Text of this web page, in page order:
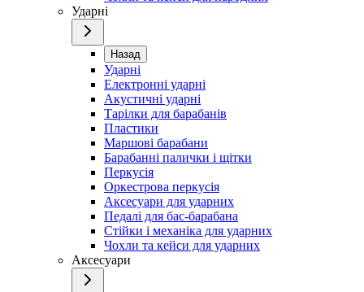
Ударні
Назад
Ударні
Електронні ударні
Акустичні ударні
Тарілки для барабанів
Пластики
Маршові барабани
Барабанні палички і щітки
Перкусія
Оркестрова перкусія
Аксесуари для ударних
Педалі для бас-барабана
Стійки і механіка для ударних
Чохли та кейси для ударних
Аксесуари